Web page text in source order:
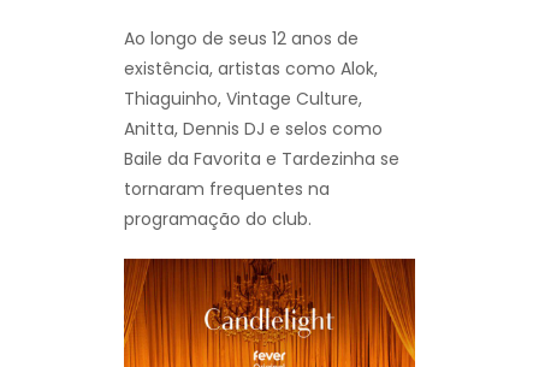
Ao longo de seus 12 anos de
existência, artistas como Alok,
Thiaguinho, Vintage Culture,
Anitta, Dennis DJ e selos como
Baile da Favorita e Tardezinha se
tornaram frequentes na
programação do club.